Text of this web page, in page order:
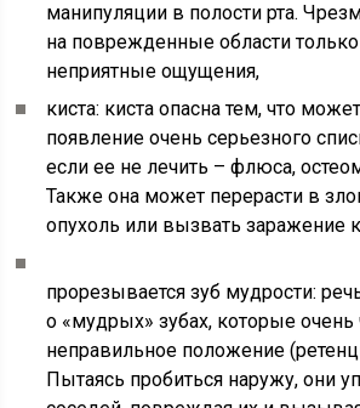
манипуляции в полости рта.
на поврежденные области только
неприятные ощущения,
киста: киста опасна тем, что
появление очень серьезного
если ее не лечить – флюса,
Также она может перерасти в
опухоль или вызвать заражение
прорезывается зуб мудрости:
о «мудрых» зубах, которые очень
неправильное положение
Пытаясь пробиться наружу, они